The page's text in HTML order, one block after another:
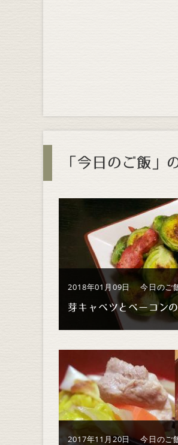
「今日のご飯」
2018年01月09日 今日のご
芽キャベツとベーコン
2017年11月20日 今日のご